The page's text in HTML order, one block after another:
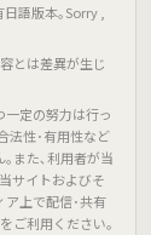
語版本｡Sorry ,
とは差異が生じ
定の努力は行っ
法性･有用性など
また､利用者が当
サイトおよびそ
ア上で配信･共有
ご利用ください｡